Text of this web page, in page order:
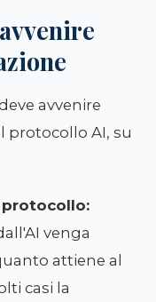
avvenire
protocollo AI, su
venga
attiene al
casi la